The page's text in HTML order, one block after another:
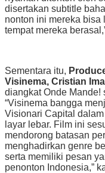
disertakan subtitle
nonton ini mereka bisa
tempat mereka
Sementara itu,
Visinema, Cristian
diangkat Onde Mande!
“Visinema bangga
Visionari Capital
layar lebar. Film ini
mendorong batasan
menghadirkan genre
serta memiliki pesan
penonton Indonesia,”